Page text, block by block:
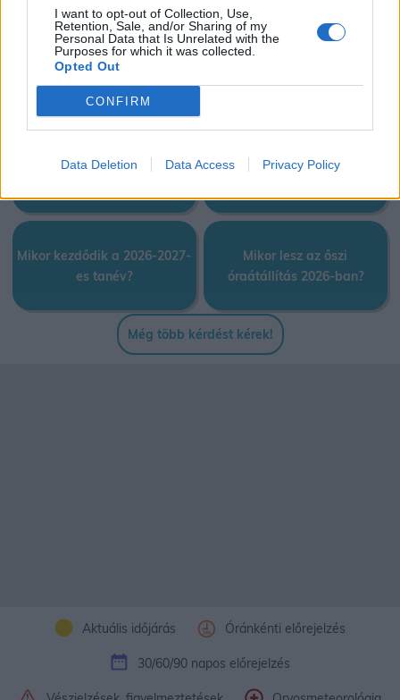
I want to opt-out of Collection, Use,
Retention, Sale, and/or Sharing of my
Personal Data that Is Unrelated with the
Purposes for which it was collected.
Opted Out
CONFIRM
Data Deletion Data Access Privacy Policy
Aktuális időjárás Óránkénti előrejelzés
30/60/90 napos előrejelzés
Mikor lesz a nyári szünet
2026-ben?
Mikor van Tibor névnap? Mikor ültessük ki a málnát?
Mikor kezdődik a 2026-2027-
es tanév?
Mikor lesz az őszi
óraátállítás 2026-ban?
Még több kérdést kérek!